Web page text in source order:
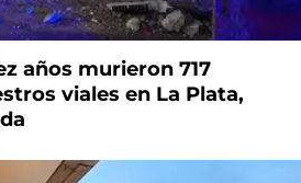
años murieron 717
viales en La Plata,